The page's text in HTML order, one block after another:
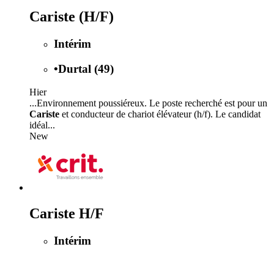
Cariste (H/F)
Intérim
•Durtal (49)
Hier
...Environnement poussiéreux. Le poste recherché est pour un
Cariste et conducteur de chariot élévateur (h/f). Le candidat
idéal...
New
Cariste H/F
Intérim